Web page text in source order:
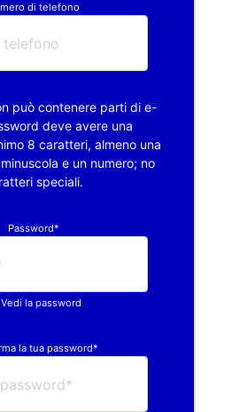
di telefono
può contenere parti di e-
deve avere una
8 caratteri, almeno una
e un numero; no
speciali.
Password*
Vedi la password
la tua password*